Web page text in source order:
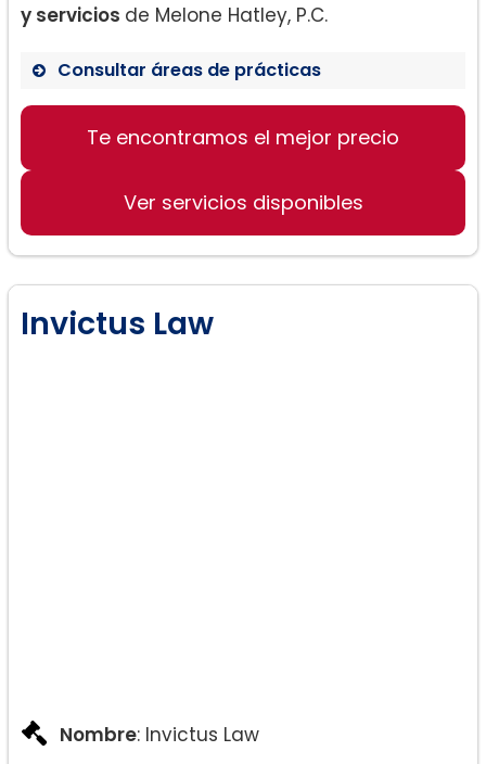
y servicios de Melone Hatley, P.C.
Consultar áreas de prácticas
Derecho de Familia
Custodia de los hijos
Violencia Doméstica
Te encontramos el mejor precio
Ver servicios disponibles
Invictus Law
Nombre: Invictus Law